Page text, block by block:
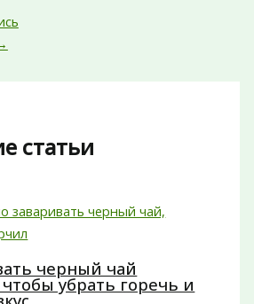
статьи
черный чай
убрать горечь и